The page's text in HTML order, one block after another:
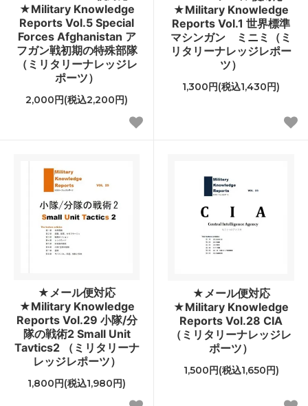
★Military Knowledge
Reports Vol.5 Special
Forces Afghanistan ア
フガン戦初期の特殊部隊
（ミリタリーナレッジレ
ポーツ）
2,000円(税込2,200円)
★Military Knowledge
Reports Vol.1 世界標準
マシンガン ミニミ（ミ
リタリーナレッジレポー
ツ）
1,300円(税込1,430円)
★メール便対応
★Military Knowledge
Reports Vol.29 小隊/分
隊の戦術2 Small Unit
Tavtics2 （ミリタリーナ
レッジレポーツ）
1,800円(税込1,980円)
★メール便対応
★Military Knowledge
Reports Vol.28 CIA
（ミリタリーナレッジレ
ポーツ）
1,500円(税込1,650円)